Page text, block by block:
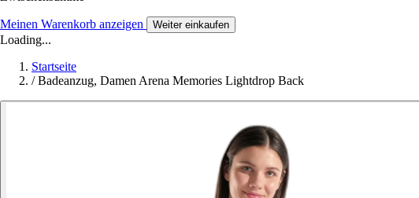
Meinen Warenkorb anzeigen Weiter einkaufen
Loading...
Startseite
/ Badeanzug, Damen Arena Memories Lightdrop Back